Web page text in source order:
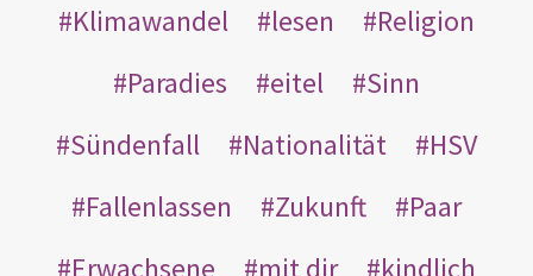
Klimawandel
lesen
Religion
Paradies
eitel
Sinn
Sündenfall
Nationalität
HSV
Fallenlassen
Zukunft
Paar
Erwachsene
mit dir
kindlich